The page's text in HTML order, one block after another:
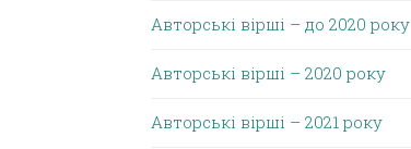
Авторські вірші – до 2020 року
Авторські вірші – 2020 року
Авторські вірші – 2021 року